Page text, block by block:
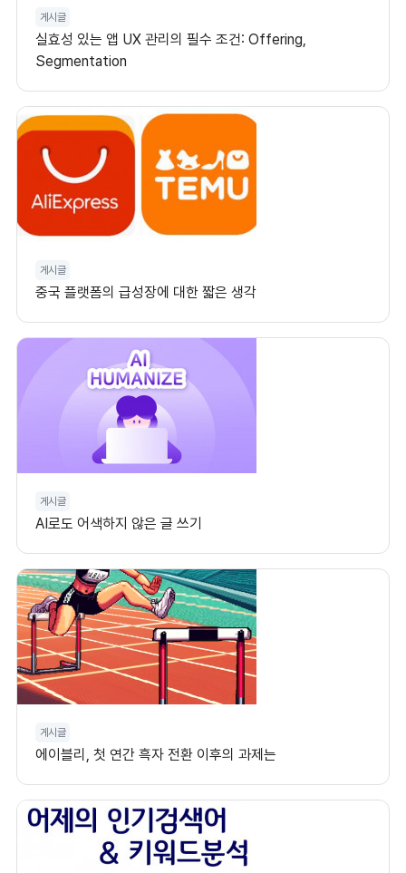
게시글
실효성 있는 앱 UX 관리의 필수 조건: Offering,
Segmentation
게시글
중국 플랫폼의 급성장에 대한 짧은 생각
게시글
AI로도 어색하지 않은 글 쓰기
게시글
에이블리, 첫 연간 흑자 전환 이후의 과제는